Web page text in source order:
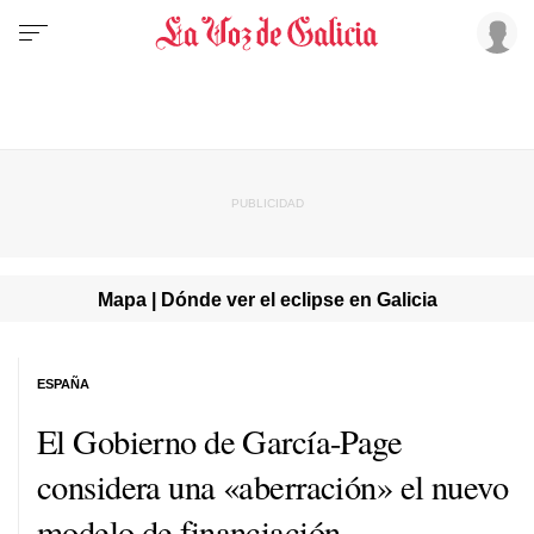
Mapa | Dónde ver el eclipse en Galicia
El Gobierno de García-Page
considera una «aberración» el nuevo
ESPAÑA